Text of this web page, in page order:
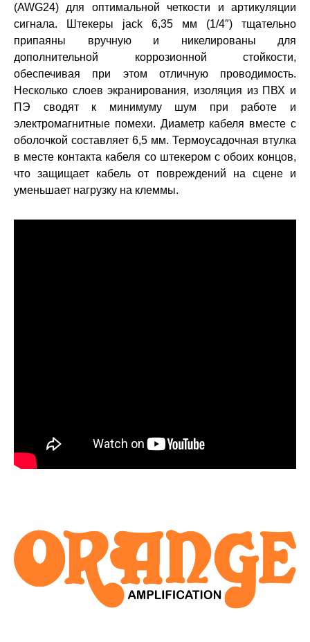
(AWG24) для оптимальной четкости и артикуляции
сигнала. Штекеры jack 6,35 мм (1/4″) тщательно
припаяны вручную и никелированы для
дополнительной коррозионной стойкости,
обеспечивая при этом отличную проводимость.
Несколько слоев экранирования, изоляция из ПВХ и
ПЭ сводят к минимуму шум при работе и
электромагнитные помехи. Диаметр кабеля вместе с
оболочкой составляет 6,5 мм. Термоусадочная втулка
в месте контакта кабеля со штекером с обоих концов,
что защищает кабель от повреждений на сцене и
уменьшает нагрузку на клеммы.